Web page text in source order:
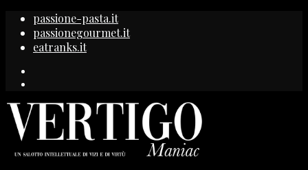
passione-pasta.it
passionegourmet.it
eatranks.it